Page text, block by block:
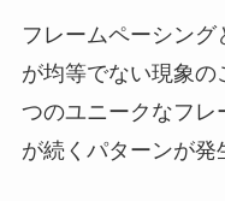
フレームペーシン
が均等でない現象
つのユニークなフレ
が続くパターンが発